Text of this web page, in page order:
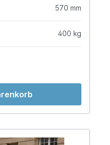
570 mm
400 kg